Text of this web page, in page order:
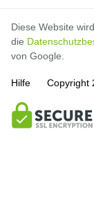
Diese Website
die
von Google.
Hilfe Copyright